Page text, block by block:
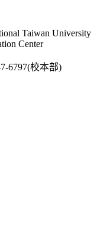
Taiwan University
Center
6797(校本部)